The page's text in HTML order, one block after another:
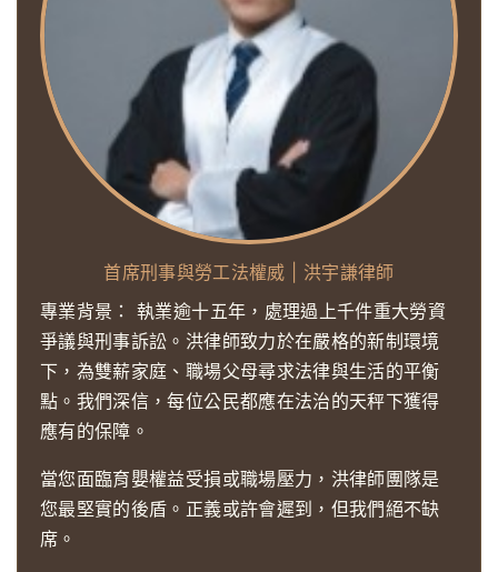
首席刑事與勞工法權威 | 洪宇謙律師
專業背景：
執業逾十五年，處理過上千件重大勞資
爭議與刑事訴訟。洪律師致力於在嚴格的新制環境
下，為雙薪家庭、職場父母尋求法律與生活的平衡
點。我們深信，每位公民都應在法治的天秤下獲得
應有的保障。
當您面臨育嬰權益受損或職場壓力，洪律師團隊是
您最堅實的後盾。正義或許會遲到，但我們絕不缺
席。